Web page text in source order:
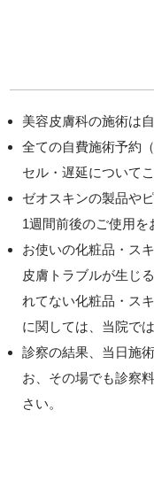
美容皮膚科の施術は
全ての自費施術予約
セル・遅延について
ゼオスキンの製品や
1週間前後のご使用を
お使いの化粧品・ス
皮膚トラブルが生じ
れてない化粧品・ス
に関しては、当院で
診察の結果、当日施
お、その場でも診察
さい。